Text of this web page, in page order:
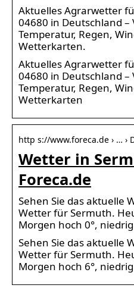
Aktuelles Agrarwetter
04680 in Deutschland –
Temperatur, Regen,
Wetterkarten.
Aktuelles Agrarwetter
04680 in Deutschland –
Temperatur, Regen,
Wetterkarten
http s://www.foreca.de › … ›
Wetter in
Foreca.de
Sehen Sie das aktuelle
Wetter für Sermuth.
Morgen hoch 0°, niedrig
Sehen Sie das aktuelle
Wetter für Sermuth.
Morgen hoch 6°, niedrig